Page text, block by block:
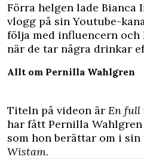
Förra helgen lade Bianca
vlogg på sin Youtube-
följa med influencern och
när de tar några drinkar
Allt om Pernilla Wahlgren
Titeln på videon är En full
har fått Pernilla
som hon berättar om i sin
Wistam.